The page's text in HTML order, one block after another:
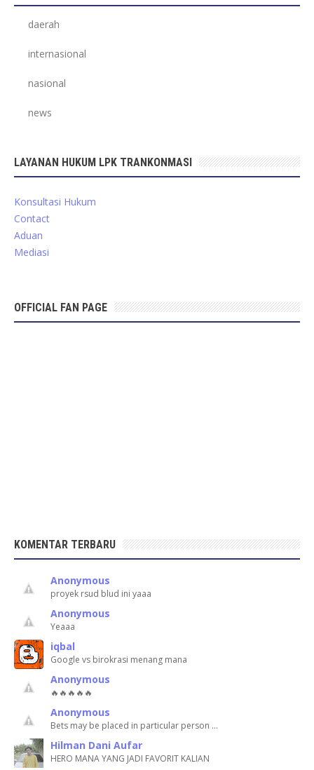
daerah
internasional
nasional
news
LAYANAN HUKUM LPK TRANKONMASI
Konsultasi Hukum
Contact
Aduan
Mediasi
OFFICIAL FAN PAGE
KOMENTAR TERBARU
Anonymous
proyek rsud blud ini yaaa
Anonymous
Yeaaa
iqbal
Google vs birokrasi menang mana
Anonymous
🔥🔥🔥🔥🔥
Anonymous
Bets may be placed in particular person …
Hilman Dani Aufar
HERO MANA YANG JADI FAVORIT KALIAN